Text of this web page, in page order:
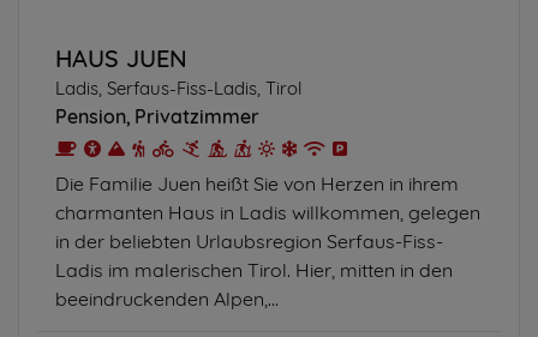
HAUS JUEN
Ladis, Serfaus-Fiss-Ladis, Tirol
Pension Privatzimmer
Die Familie Juen heißt Sie von Herzen in ihrem
charmanten Haus in Ladis willkommen, gelegen
in der beliebten Urlaubsregion Serfaus-Fiss-
Ladis im malerischen Tirol. Hier, mitten in den
beeindruckenden Alpen,...